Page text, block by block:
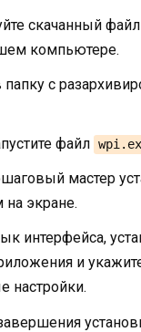
скачанный
компьютере.
папку с
файл
мастер
на экране.
интерфейса,
и
настройки.